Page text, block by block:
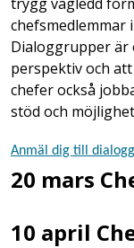
chefsmedlemmar
Dialoggrupper är
perspektiv och
chefer också
stöd och
Anmäl dig till
20 mars
10 april